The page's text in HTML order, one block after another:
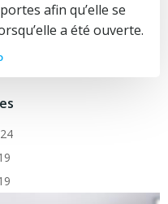
afin qu’elle se
a été ouverte.